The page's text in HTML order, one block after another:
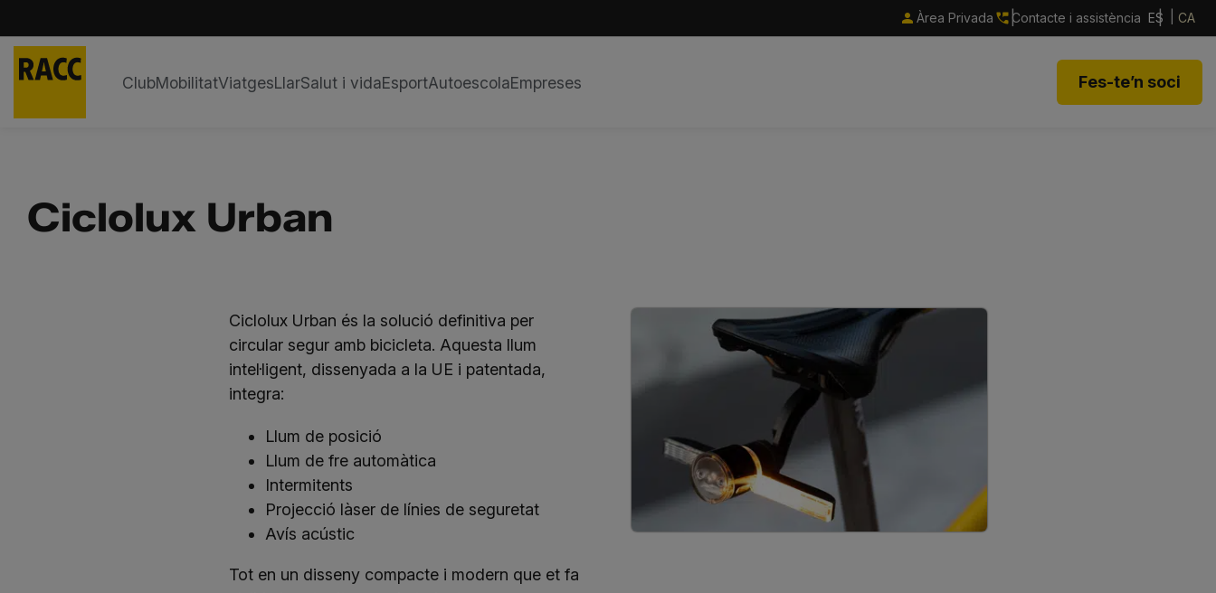
Àrea Privada Contacte i assistència ES CA
ClubMobilitatViatgesLlarSalut i vidaEsportAutoescolaEmpreses Fes-te’n soci
Ciclolux Urban
Ciclolux Urban és la solució definitiva per
circular segur amb bicicleta. Aquesta llum
intel·ligent, dissenyada a la UE i patentada,
integra:
Llum de posició
Llum de fre automàtica
Intermitents
Projecció làser de línies de seguretat
Avís acústic
Tot en un disseny compacte i modern que et fa